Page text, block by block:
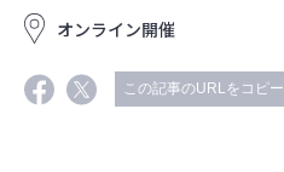
オンライン開催
この記事のURLをコピ